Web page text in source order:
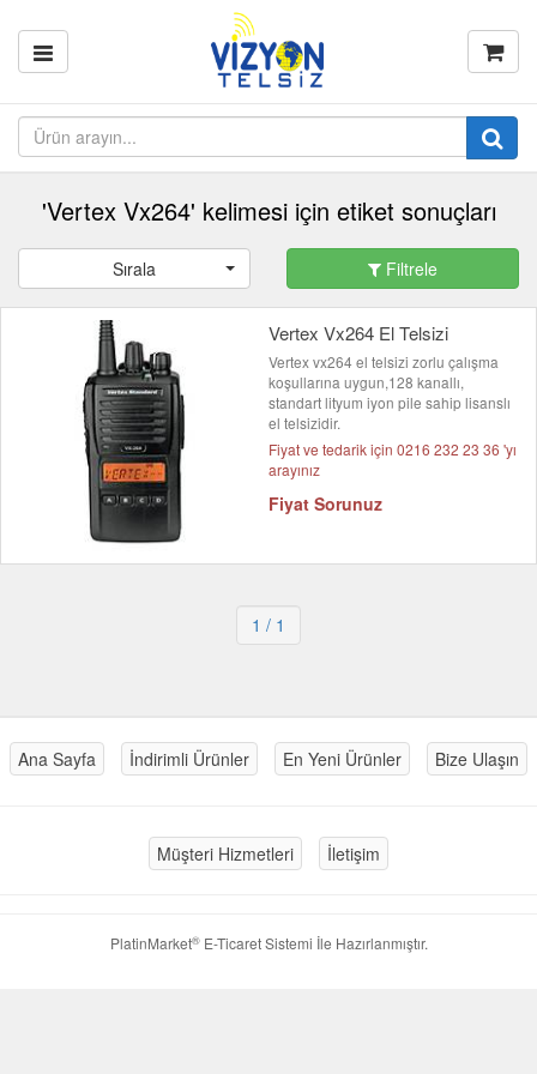
'Vertex Vx264' kelimesi için etiket sonuçları
Sırala Filtrele
Vertex Vx264 El Telsizi
Vertex vx264 el telsizi zorlu çalışma
koşullarına uygun,128 kanallı,
standart lityum iyon pile sahip lisanslı
el telsizidir.
Fiyat ve tedarik için 0216 232 23 36 'yı
arayınız
Fiyat Sorunuz
1 / 1
Ana Sayfa İndirimli Ürünler En Yeni Ürünler Bize Ulaşın
Müşteri Hizmetleri İletişim
PlatinMarket®E-Ticaret Sistemi İle Hazırlanmıştır.